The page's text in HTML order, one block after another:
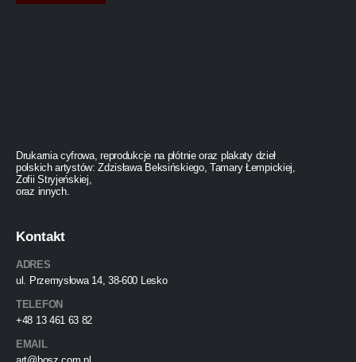
Drukarnia cyfrowa, reprodukcje na płótnie oraz plakaty dzieł
polskich artystów: Zdzisława Beksińskiego, Tamary Łempickiej,
Zofii Stryjeńskiej,
oraz innych.
Kontakt
ADRES
ul. Przemysłowa 14, 38-600 Lesko
TELEFON
+48 13 461 63 82
EMAIL